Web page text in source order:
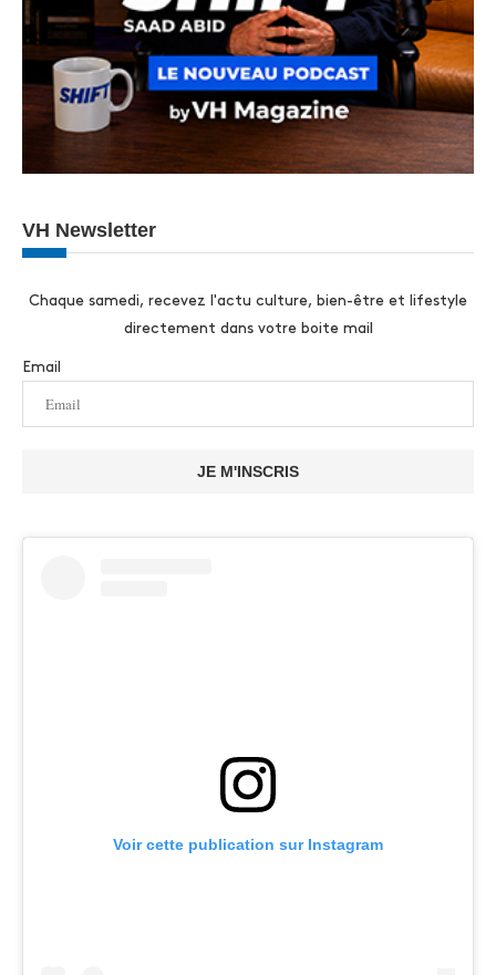
VH Newsletter
Chaque samedi, recevez l'actu culture, bien-être et lifestyle
directement dans votre boite mail
Email
JE M'INSCRIS
Voir cette publication sur Instagram